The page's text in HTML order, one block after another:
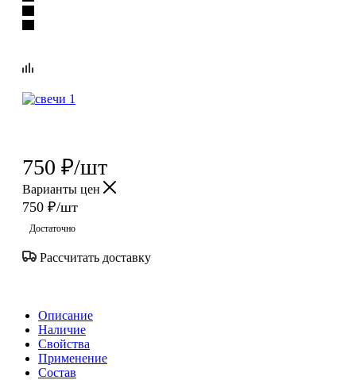
750 ₽/шт
Варианты цен
750 ₽/шт
Достаточно
Рассчитать доставку
Описание
Наличие
Свойства
Применение
Состав